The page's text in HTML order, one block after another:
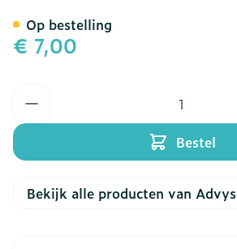
€ 7,00
Bestel
Op bestelling
Bekijk alle producten van Advys